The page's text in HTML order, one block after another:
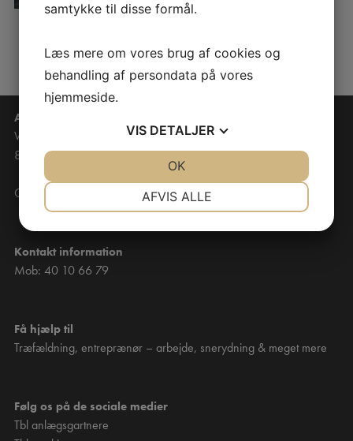
Anlægsgartner TBL
Willemoesvej 5
8700 Horsens
CVR: 42002860
Kontakt information
Mob: 40 10 66 79
Få hjælp til
Træfældning, entreprænør – arbejde, snerydning & meget mere
Følg os på de sociale medier
Tbl anlægsgartnere
samtykke til disse formål.
Læs mere om vores brug af cookies og
behandling af persondata på vores
hjemmeside.
VIS DETALJER
MARKETING
AFVIS ALLE
OK